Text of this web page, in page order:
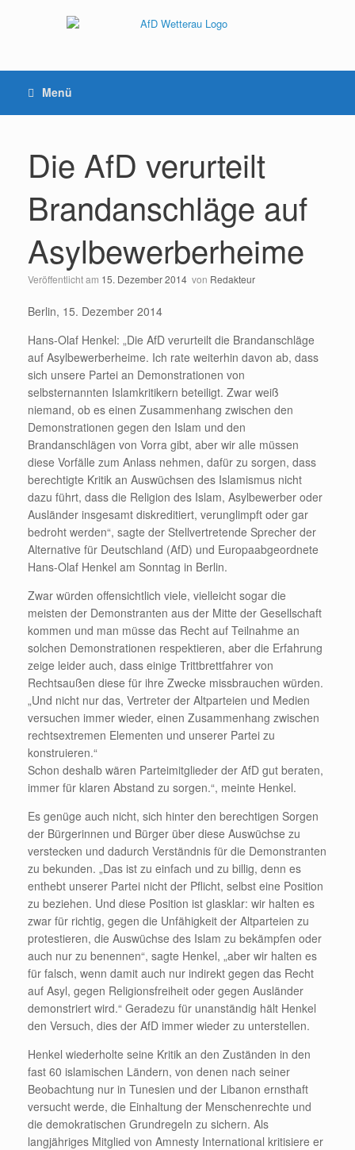
Menü
Die AfD verurteilt
Brandanschläge auf
Asylbewerberheime
Veröffentlicht am 15. Dezember 2014 von Redakteur
Berlin, 15. Dezember 2014
Hans-Olaf Henkel: „Die AfD verurteilt die Brandanschläge
auf Asylbewerberheime. Ich rate weiterhin davon ab, dass
sich unsere Partei an Demonstrationen von
selbsternannten Islamkritikern beteiligt. Zwar weiß
niemand, ob es einen Zusammenhang zwischen den
Demonstrationen gegen den Islam und den
Brandanschlägen von Vorra gibt, aber wir alle müssen
diese Vorfälle zum Anlass nehmen, dafür zu sorgen, dass
berechtigte Kritik an Auswüchsen des Islamismus nicht
dazu führt, dass die Religion des Islam, Asylbewerber oder
Ausländer insgesamt diskreditiert, verunglimpft oder gar
bedroht werden“, sagte der Stellvertretende Sprecher der
Alternative für Deutschland (AfD) und Europaabgeordnete
Hans-Olaf Henkel am Sonntag in Berlin.
Zwar würden offensichtlich viele, vielleicht sogar die
meisten der Demonstranten aus der Mitte der Gesellschaft
kommen und man müsse das Recht auf Teilnahme an
solchen Demonstrationen respektieren, aber die Erfahrung
zeige leider auch, dass einige Trittbrettfahrer von
Rechtsaußen diese für ihre Zwecke missbrauchen würden.
„Und nicht nur das, Vertreter der Altparteien und Medien
versuchen immer wieder, einen Zusammenhang zwischen
rechtsextremen Elementen und unserer Partei zu
konstruieren.“
Schon deshalb wären Parteimitglieder der AfD gut beraten,
immer für klaren Abstand zu sorgen.“, meinte Henkel.
Es genüge auch nicht, sich hinter den berechtigen Sorgen
der Bürgerinnen und Bürger über diese Auswüchse zu
verstecken und dadurch Verständnis für die Demonstranten
zu bekunden. „Das ist zu einfach und zu billig, denn es
enthebt unserer Partei nicht der Pflicht, selbst eine Position
zu beziehen. Und diese Position ist glasklar: wir halten es
zwar für richtig, gegen die Unfähigkeit der Altparteien zu
protestieren, die Auswüchse des Islam zu bekämpfen oder
auch nur zu benennen“, sagte Henkel, „aber wir halten es
für falsch, wenn damit auch nur indirekt gegen das Recht
auf Asyl, gegen Religionsfreiheit oder gegen Ausländer
demonstriert wird.“ Geradezu für unanständig hält Henkel
den Versuch, dies der AfD immer wieder zu unterstellen.
Henkel wiederholte seine Kritik an den Zuständen in den
fast 60 islamischen Ländern, von denen nach seiner
Beobachtung nur in Tunesien und der Libanon ernsthaft
versucht werde, die Einhaltung der Menschenrechte und
die demokratischen Grundregeln zu sichern. Als
langjähriges Mitglied von Amnesty International kritisiere er